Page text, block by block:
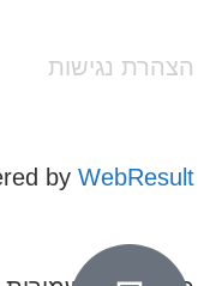
הצהרת נגישות
byWebResult